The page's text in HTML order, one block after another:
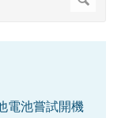
電池嘗試開機